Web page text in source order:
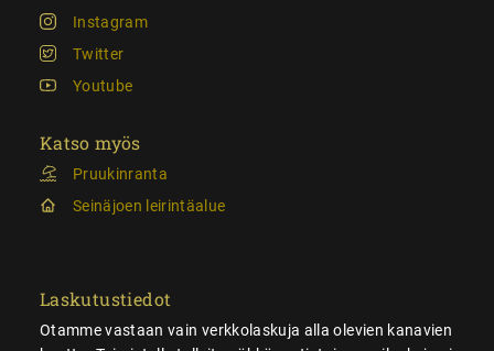
Instagram
Twitter
Youtube
Katso myös
Pruukinranta
Seinäjoen leirintäalue
Laskutustiedot
Otamme vastaan vain verkkolaskuja alla olevien kanavien